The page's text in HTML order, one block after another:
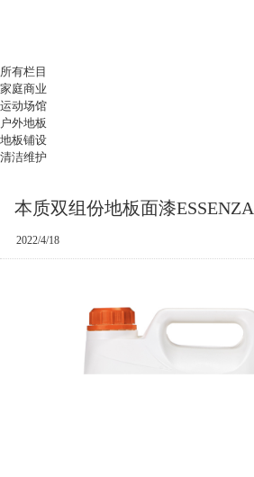
所有栏目
家庭商业
运动场馆
户外地板
地板铺设
清洁维护
本质双组份地板面漆ESSENZA
2022/4/18